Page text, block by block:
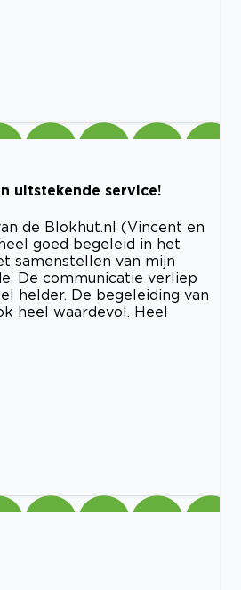
uitstekende service!
de Blokhut.nl (Vincent en
goed begeleid in het
samenstellen van mijn
De communicatie verliep
helder. De begeleiding van
heel waardevol. Heel